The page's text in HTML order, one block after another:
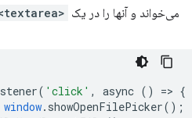
می‌خواند و آنها را در یک <textarea>
( 'click' , async () => {
window. showOpenFilePicker();